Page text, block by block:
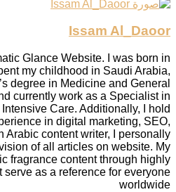
Issam Al_Daoor
Glance Website. I was born in
my childhood in Saudi Arabia,
degree in Medicine and General
currently work as a Specialist in
Care. Additionally, I hold
in digital marketing, SEO,
Arabic content writer, I personally
of all articles on website. My
fragrance content through highly
serve as a reference for everyone
worldwide